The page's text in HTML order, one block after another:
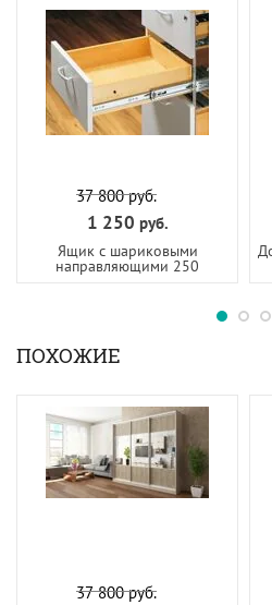
37 800руб.
1 250 руб.
Ящик с шариковыми
направляющими 250
ПОХОЖИЕ
37 800руб.